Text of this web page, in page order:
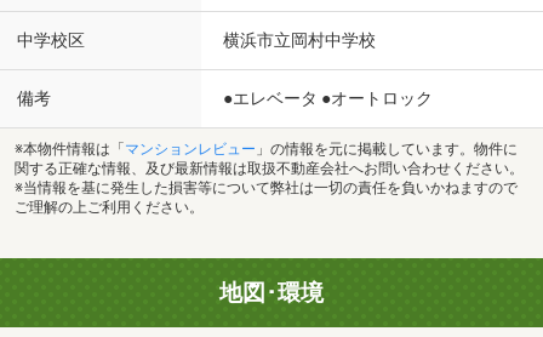
中学校区 横浜市立岡村中学校
備考 ●エレベータ ●オートロック
※本物件情報は「 マンションレビュー 」の情報を元に掲載しています。物件に
関する正確な情報、及び最新情報は取扱不動産会社へお問い合わせください。
※当情報を基に発生した損害等について弊社は一切の責任を負いかねますので
ご理解の上ご利用ください。
地図･環境